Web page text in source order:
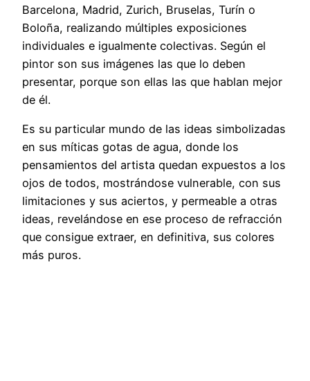
Barcelona, Madrid, Zurich, Bruselas, Turín o
Boloña, realizando múltiples exposiciones
individuales e igualmente colectivas. Según el
pintor son sus imágenes las que lo deben
presentar, porque son ellas las que hablan mejor
de él.
Es su particular mundo de las ideas simbolizadas
en sus míticas gotas de agua, donde los
pensamientos del artista quedan expuestos a los
ojos de todos, mostrándose vulnerable, con sus
limitaciones y sus aciertos, y permeable a otras
ideas, revelándose en ese proceso de refracción
que consigue extraer, en definitiva, sus colores
más puros.